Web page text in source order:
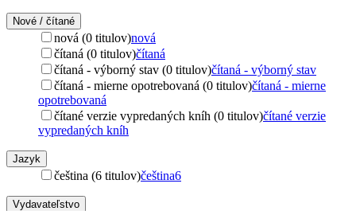
Nové / čítané
nová (0 titulov)nová
čítaná (0 titulov)čítaná
čítaná - výborný stav (0 titulov)čítaná - výborný stav
čítaná - mierne opotrebovaná (0 titulov)čítaná - mierne
opotrebovaná
čítané verzie vypredaných kníh (0 titulov)čítané verzie
vypredaných kníh
Jazyk
čeština (6 titulov)čeština6
Vydavateľstvo